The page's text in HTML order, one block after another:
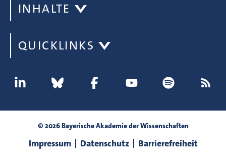
INHALTE
QUICKLINKS
© 2026 Bayerische Akademie der Wissenschaften
Impressum Datenschutz Barrierefreiheit